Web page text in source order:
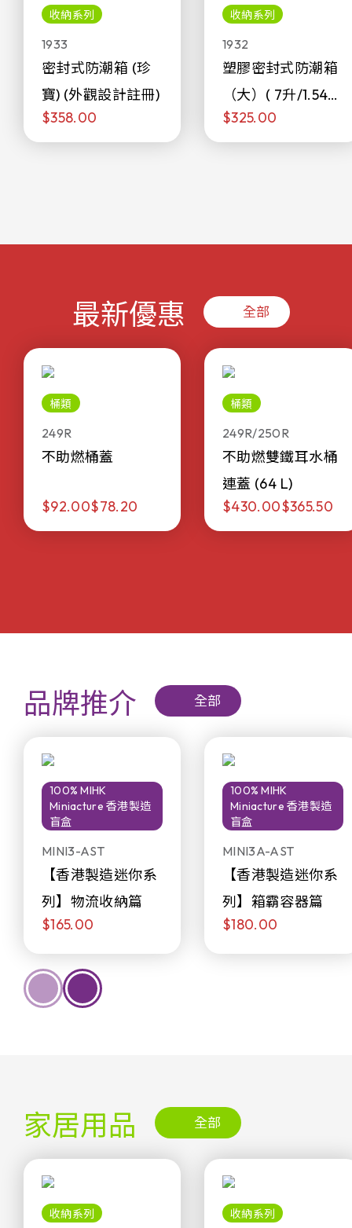
收納系列
1933
密封式防潮箱 (珍
寶) (外觀設計註冊)
$358.00
收納系列
1932
塑膠密封式防潮箱
（大）( 7升/1.54加
侖)
$325.00
最新優惠 全部
桶類
249R
不助燃桶蓋
$92.00$78.20
桶類
249R/250R
不助燃雙鐵耳水桶
連蓋 (64 L)
$430.00$365.50
品牌推介 全部
100% MIHK
Miniacture 香港製造
盲盒
MINI3-AST
【香港製造迷你系
列】物流收納篇
$165.00
100% MIHK
Miniacture 香港製造
盲盒
MINI3A-AST
【香港製造迷你系
列】箱霸容器篇
$180.00
家居用品 全部
收納系列 收納系列